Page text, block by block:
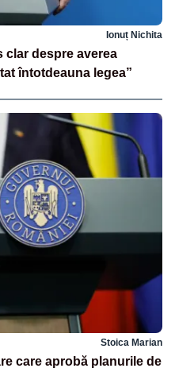
Ionuț Nichita
clar despre averea
întotdeauna legea”
Stoica Marian
care aprobă planurile de